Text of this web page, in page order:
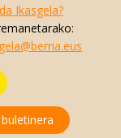
Ikasgela?